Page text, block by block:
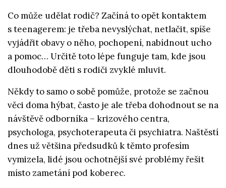
Co může udělat rodič? Začíná to opět kontaktem
s teenagerem: je třeba nevyslýchat, netlačit, spíše
vyjádřit obavy o něho, pochopení, nabídnout ucho
a pomoc… Určitě toto lépe funguje tam, kde jsou
dlouhodobě děti s rodiči zvyklé mluvit.
Někdy to samo o sobě pomůže, protože se začnou
věci doma hýbat, často je ale třeba dohodnout se na
návštěvě odborníka – krizového centra,
psychologa, psychoterapeuta či psychiatra. Naštěstí
dnes už většina předsudků k těmto profesím
vymizela, lidé jsou ochotnější své problémy řešit
místo zametání pod koberec.